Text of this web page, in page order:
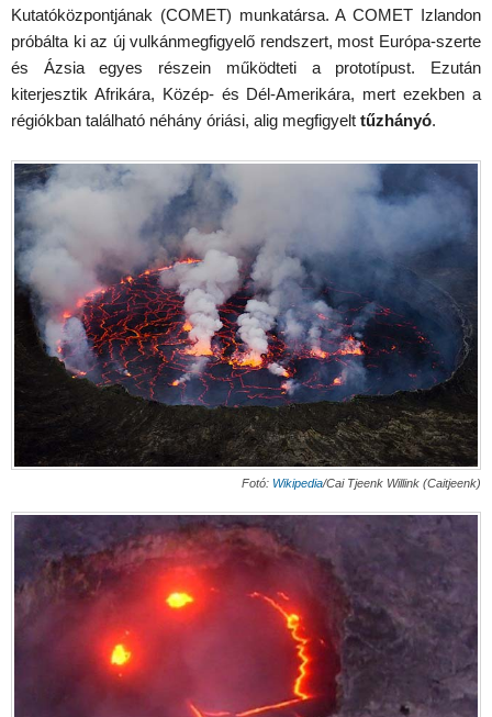
Kutatóközpontjának (COMET) munkatársa. A COMET Izlandon
próbálta ki az új vulkánmegfigyelő rendszert, most Európa-szerte
és Ázsia egyes részein működteti a prototípust. Ezután
kiterjesztik Afrikára, Közép- és Dél-Amerikára, mert ezekben a
régiókban található néhány óriási, alig megfigyelt tűzhányó.
Fotó: Wikipedia/Cai Tjeenk Willink (Caitjeenk)